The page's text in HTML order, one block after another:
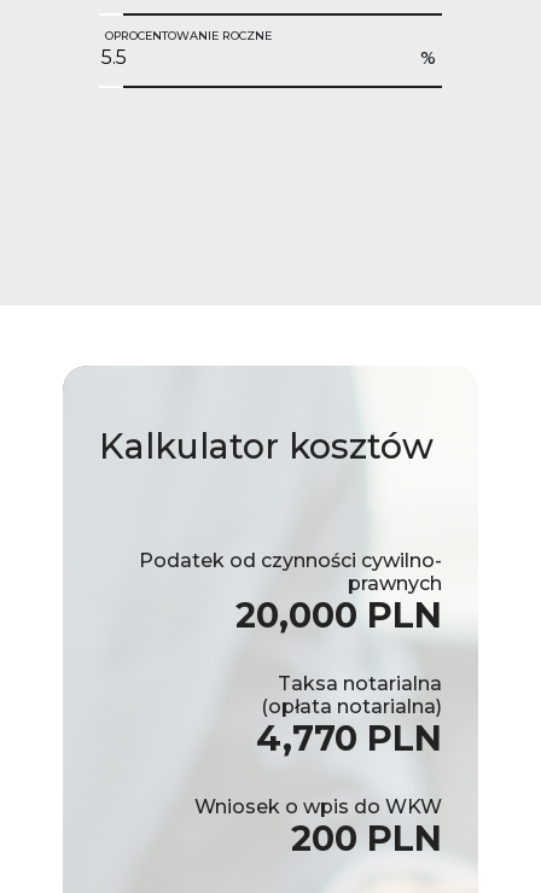
OPROCENTOWANIE ROCZNE
%
Kalkulator kosztów
Podatek od czynności cywilno-
prawnych
20,000 PLN
Taksa notarialna
(opłata notarialna)
4,770 PLN
Wniosek o wpis do WKW
200 PLN